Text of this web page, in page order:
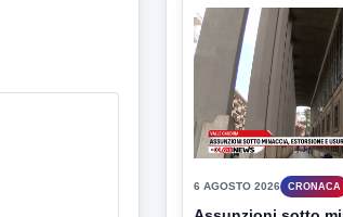
6 AGOSTO 2026 CRONACA
"Sistema Caprio",
CV chiede rinvio a
La Procura della
Capua Vetere chiude